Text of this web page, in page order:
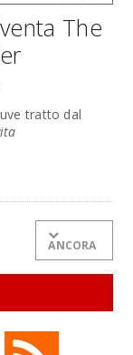
The
tratto dal
ANCORA